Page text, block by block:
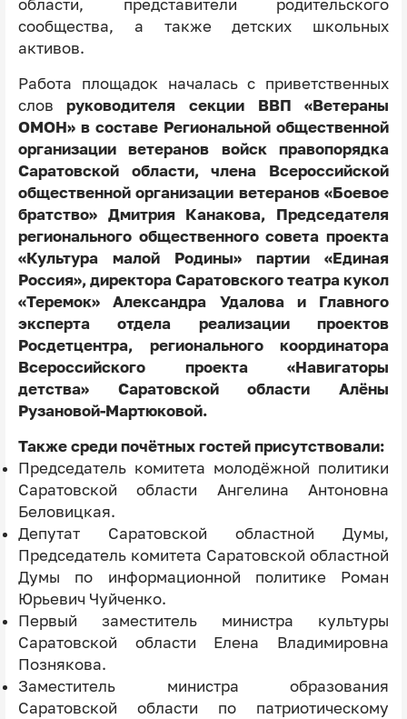
области, представители родительского
сообщества, а также детских школьных
активов.
Работа площадок началась с приветственных
словруководителя секции ВВП «Ветераны
ОМОН» в составе Региональной общественной
организации ветеранов войск правопорядка
Саратовской области, члена Всероссийской
общественной организации ветеранов «Боевое
братство» Дмитрия Канакова, Председателя
регионального общественного совета проекта
«Культура малой Родины» партии «Единая
Россия», директора Саратовского театра кукол
«Теремок» Александра Удалова и Главного
эксперта отдела реализации проектов
Росдетцентра, регионального координатора
Всероссийского проекта «Навигаторы
детства» Саратовской области Алёны
Рузановой-Мартюковой.
Также среди почётных гостей присутствовали:
Председатель комитета молодёжной политики
Саратовской области Ангелина Антоновна
Беловицкая.
Депутат Саратовской областной Думы,
Председатель комитета Саратовской областной
Думы по информационной политике Роман
Юрьевич Чуйченко.
Первый заместитель министра культуры
Саратовской области Елена Владимировна
Познякова.
Заместитель министра образования
Саратовской области по патриотическому